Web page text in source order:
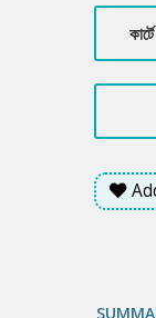
নিন
আপনার